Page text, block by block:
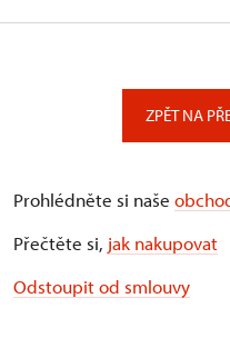
ZPĚT NA
Prohlédněte si naše
Přečtěte si, jak nakupovat
Odstoupit od smlouvy